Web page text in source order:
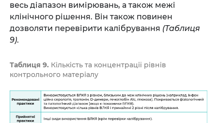
весь діапазон вимірювань, а також межі
клінічного рішення. Він також повинен
дозволяти перевірити калібрування (Таблиця
9).
Таблиця 9. Кількість та концентрації рівнів
контрольного матеріалу